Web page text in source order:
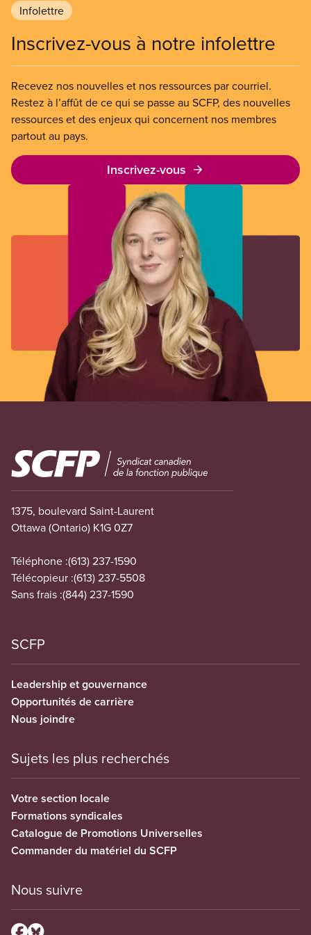
l’informatique et de l’administration.
Infolettre
Inscrivez-vous à notre infolettre
Recevez nos nouvelles et nos ressources par courriel.
Restez à l’affût de ce qui se passe au SCFP, des nouvelles
ressources et des enjeux qui concernent nos membres
partout au pays.
Inscrivez-vous
Image
1375, boulevard Saint-Laurent
Ottawa (Ontario) K1G 0Z7
Téléphone :(613) 237-1590
Télécopieur :(613) 237-5508
Sans frais :(844) 237-1590
SCFP
Leadership et gouvernance
Opportunités de carrière
Nous joindre
Sujets les plus recherchés
Votre section locale
Formations syndicales
Catalogue de Promotions Universelles
Commander du matériel du SCFP
Nous suivre